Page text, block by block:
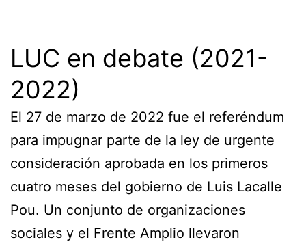
LUC en debate (2021-
2022)
El 27 de marzo de 2022 fue el referéndum
para impugnar parte de la ley de urgente
consideración aprobada en los primeros
cuatro meses del gobierno de Luis Lacalle
Pou. Un conjunto de organizaciones
sociales y el Frente Amplio llevaron